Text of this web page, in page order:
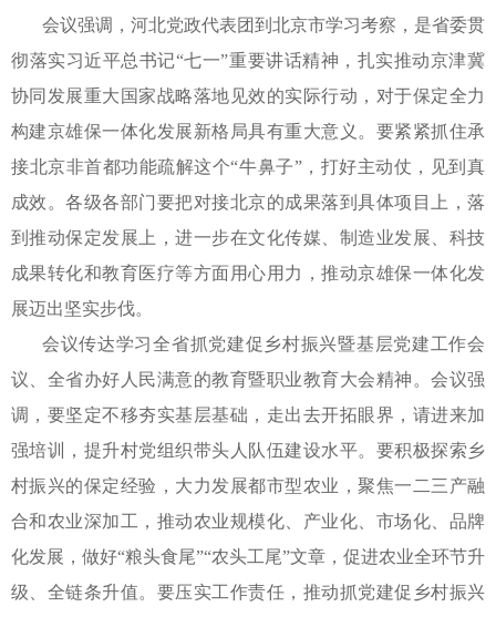
会议强调，河北党政代表团到北京市学习考察，是省委贯
彻落实习近平总书记“七一”重要讲话精神，扎实推动京津冀
协同发展重大国家战略落地见效的实际行动，对于保定全力
构建京雄保一体化发展新格局具有重大意义。要紧紧抓住承
接北京非首都功能疏解这个“牛鼻子”，打好主动仗，见到真
成效。各级各部门要把对接北京的成果落到具体项目上，落
到推动保定发展上，进一步在文化传媒、制造业发展、科技
成果转化和教育医疗等方面用心用力，推动京雄保一体化发
展迈出坚实步伐。
会议传达学习全省抓党建促乡村振兴暨基层党建工作会
议、全省办好人民满意的教育暨职业教育大会精神。会议强
调，要坚定不移夯实基层基础，走出去开拓眼界，请进来加
强培训，提升村党组织带头人队伍建设水平。要积极探索乡
村振兴的保定经验，大力发展都市型农业，聚焦一二三产融
合和农业深加工，推动农业规模化、产业化、市场化、品牌
化发展，做好“粮头食尾”“农头工尾”文章，促进农业全环节升
级、全链条升值。要压实工作责任，推动抓党建促乡村振兴